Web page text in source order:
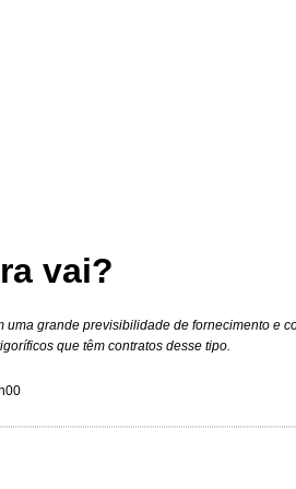
vai?
uma grande previsibilidade de fornecimento e
que têm contratos desse tipo.